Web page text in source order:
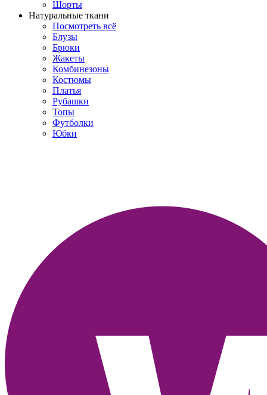
Шорты
Натуральные ткани
Посмотреть всё
Блузы
Брюки
Жакеты
Комбинезоны
Костюмы
Платья
Рубашки
Топы
Футболки
Юбки